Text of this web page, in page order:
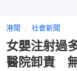
港聞 社會新聞
女嬰注射過
醫院卸責